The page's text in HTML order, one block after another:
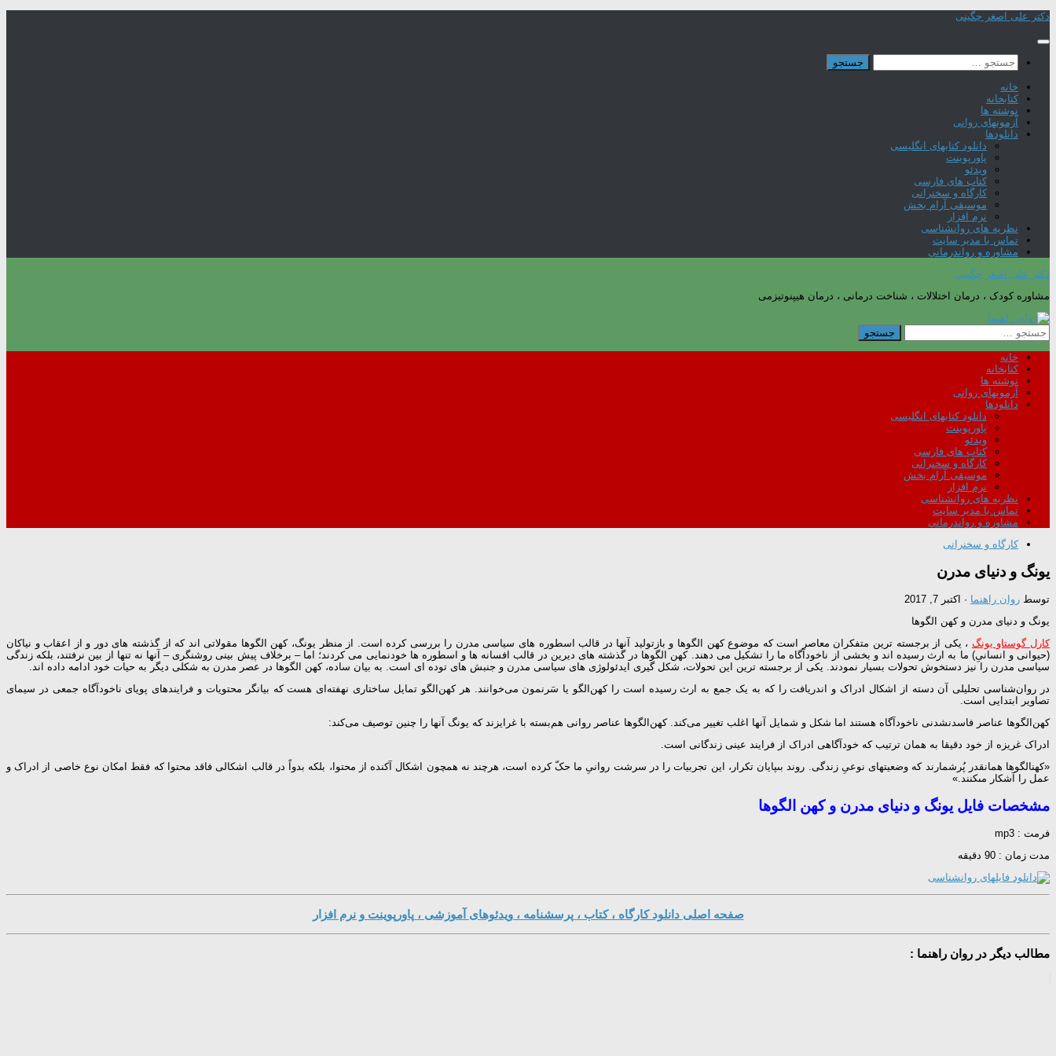
Skip
content
دکتر علی اصغر چگینی
جستجو
برای:
خانه
کتابخانه
نوشته ها
آزمونهای روانی
دانلودها
دانلود کتابهای انگلیسی
پاورپوینت
ویدئو
کتاب های فارسی
کارگاه و سخنرانی
موسیقی آرام بخش
نرم افزار
نظریه های روانشناسی
تماس با مدیر سایت
مشاوره و رواندرمانی
دکتر علی اصغر چگینی
مشاوره کودک ، درمان اختلالات ، شناخت درمانی ، درمان هیپنوتیزمی
جستجو
برای:
خانه
کتابخانه
نوشته ها
آزمونهای روانی
دانلودها
دانلود کتابهای انگلیسی
پاورپوینت
ویدئو
کتاب های فارسی
کارگاه و سخنرانی
موسیقی آرام بخش
نرم افزار
نظریه های روانشناسی
تماس با مدیر سایت
مشاوره و رواندرمانی
کارگاه و سخنرانی
یونگ و دنیای مدرن
توسط روان راهنما · اکتبر 7, 2017
یونگ و دنیای مدرن و کهن الگوها
کارل گوستاو یونگ ، یکی از برجسته ترین متفکران معاصر است که موضوع کهن الگوها و بازتولید آنها در قالب اسطوره های سیاسی مدرن را بررسی کرده است. از منظر یونگ، کهن الگوها مقولاتی اند که از گذشته های دور و از اعقاب و نیاکان
(حیوانی و انسانیِ) ما به ارث رسیده اند و بخشی از ناخودآگاه ما را تشکیل می دهند. کهن الگوها در گذشته های دیرین در قالب افسانه ها و اسطوره ها خودنمایی می کردند؛ اما – برخلاف پیش بینی روشنگری – آنها نه تنها از بین نرفتند، بلکه زندگی
سیاسی مدرن را نیز دستخوش تحولات بسیار نمودند. یکی از برجسته ترین این تحولات، شکل گیری ایدئولوژی های سیاسی مدرن و جنبش های توده ای است. به بیان ساده، کهن الگوها در عصر مدرن به شکلی دیگر به حیات خود ادامه داده اند.
در روان‌شناسی تحلیلی آن دسته از اشکال ادراک و اندریافت را که به یک جمع به ارث رسیده‌ است را کهن‌الگو یا سَرنمون می‌خوانند. هر کهن‌الگو تمایل ساختاری نهفته‌ای هست که بیانگر محتویات و فرایندهای پویای ناخودآگاه جمعی در سیمای
تصاویر ابتدایی است.
کهن‌الگوها عناصر فاسدنشدنی ناخودآگاه هستند اما شکل و شمایل آنها اغلب تغییر می‌کند. کهن‌الگوها عناصر روانی هم‌بسته با غرایزند که یونگ آنها را چنین توصیف می‌کند:
ادراک غریزه از خود دقیقا به همان ترتیب که خودآگاهی ادراک از فرایند عینی زندگانی است.
«کهن‏الگوها همان‏قدر پُرشمارند که وضعیتهاى نوعىِ زندگى. روند بى‏پایان تکرار، این تجربیات را در سرشت روانىِ ما حکّ کرده است، هرچند نه همچون اشکال آکنده از محتوا، بلکه بدواً در قالب اشکالى فاقد محتوا که فقط امکان نوع خاصى از ادراک و
عمل را آشکار مى‏کنند.»
مشخصات فایل یونگ و دنیای مدرن و کهن الگوها
فرمت : mp3
مدت زمان : 90 دقیقه
صفحه اصلی دانلود کارگاه ، کتاب ، پرسشنامه ، ویدئوهای آموزشی ، پاورپوینت و نرم افزار
مطالب دیگر در روان راهنما :